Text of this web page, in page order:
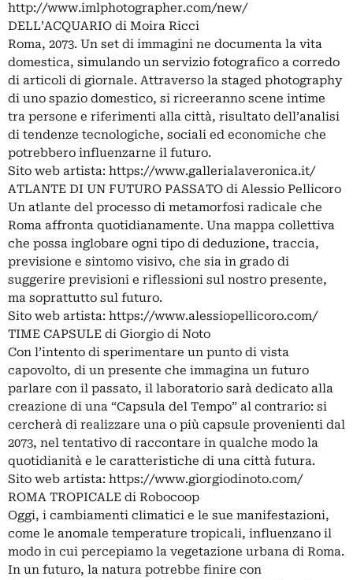
http://www.imlphotographer.com/new/
DELL’ACQUARIO di Moira Ricci
Roma, 2073. Un set di immagini ne documenta la vita
domestica, simulando un servizio fotografico a corredo
di articoli di giornale. Attraverso la staged photography
di uno spazio domestico, si ricreeranno scene intime
tra persone e riferimenti alla città, risultato dell’analisi
di tendenze tecnologiche, sociali ed economiche che
potrebbero influenzarne il futuro.
Sito web artista: https://www.gallerialaveronica.it/
ATLANTE DI UN FUTURO PASSATO di Alessio Pellicoro
Un atlante del processo di metamorfosi radicale che
Roma affronta quotidianamente. Una mappa collettiva
che possa inglobare ogni tipo di deduzione, traccia,
previsione e sintomo visivo, che sia in grado di
suggerire previsioni e riflessioni sul nostro presente,
ma soprattutto sul futuro.
Sito web artista: https://www.alessiopellicoro.com/
TIME CAPSULE di Giorgio di Noto
Con l’intento di sperimentare un punto di vista
capovolto, di un presente che immagina un futuro
parlare con il passato, il laboratorio sarà dedicato alla
creazione di una “Capsula del Tempo” al contrario: si
cercherà di realizzare una o più capsule provenienti dal
2073, nel tentativo di raccontare in qualche modo la
quotidianità e le caratteristiche di una città futura.
Sito web artista: https://www.giorgiodinoto.com/
ROMA TROPICALE di Robocoop
Oggi, i cambiamenti climatici e le sue manifestazioni,
come le anomale temperature tropicali, influenzano il
modo in cui percepiamo la vegetazione urbana di Roma.
In un futuro, la natura potrebbe finire con